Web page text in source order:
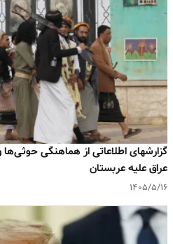
گزارشهای اطلاعاتی از هماهنگی
عراق علیه عربستان
۱۴۰۵/۵/۱۶